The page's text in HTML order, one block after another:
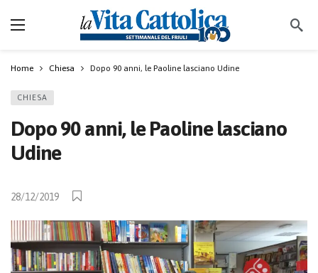
Home Chiesa Dopo 90 anni, le Paoline lasciano Udine
CHIESA
Dopo 90 anni, le Paoline lasciano
Udine
28/12/2019